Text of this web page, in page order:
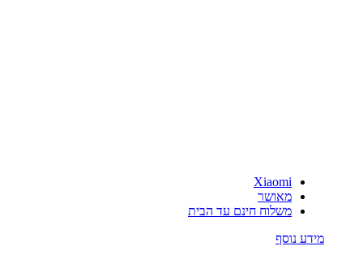
Xiaomi
מאושר
משלוח חינם עד הבית
מידע נוסף